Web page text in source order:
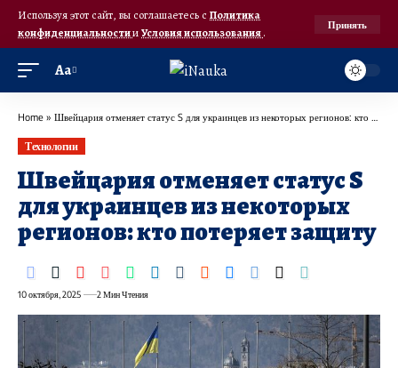
Используя этот сайт, вы соглашаетесь с Политика
конфиденциальностииУсловия использования.
Принять
Аа
Home » Швейцария отменяет статус S для украинцев из некоторых регионов: кто потеряет защиту
Технологии
Швейцария отменяет статус S
для украинцев из некоторых
регионов: кто потеряет защиту
10 октября, 2025 2 Мин Чтения